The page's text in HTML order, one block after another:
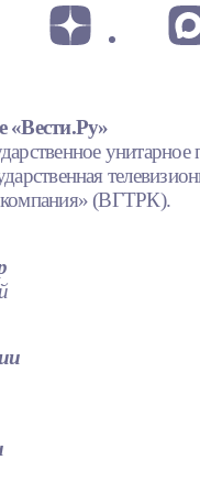
«Вести.Ру»
унитарное
компания» (ВГТРК).